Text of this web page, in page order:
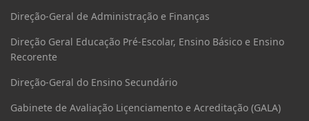
Direção-Geral de Administração e Finanças
Direção Geral Educação Pré-Escolar, Ensino Básico e Ensino
Recorente
Direção-Geral do Ensino Secundário
Gabinete de Avaliação Liçenciamento e Acreditação (GALA)